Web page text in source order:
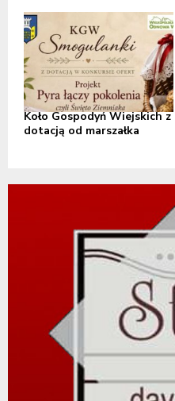
Koło Gospodyń Wiejskich z
dotacją od marszałka